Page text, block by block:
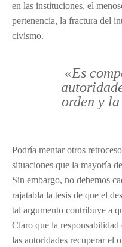
en las instituciones, el
pertenencia, la fractura del
civismo.
«Es
orden y
Podría mentar otros
situaciones que la mayoría
Sin embargo, no debemos
rajatabla la tesis de que el
tal argumento contribuye a
Claro que la responsabilidad
las autoridades recuperar el